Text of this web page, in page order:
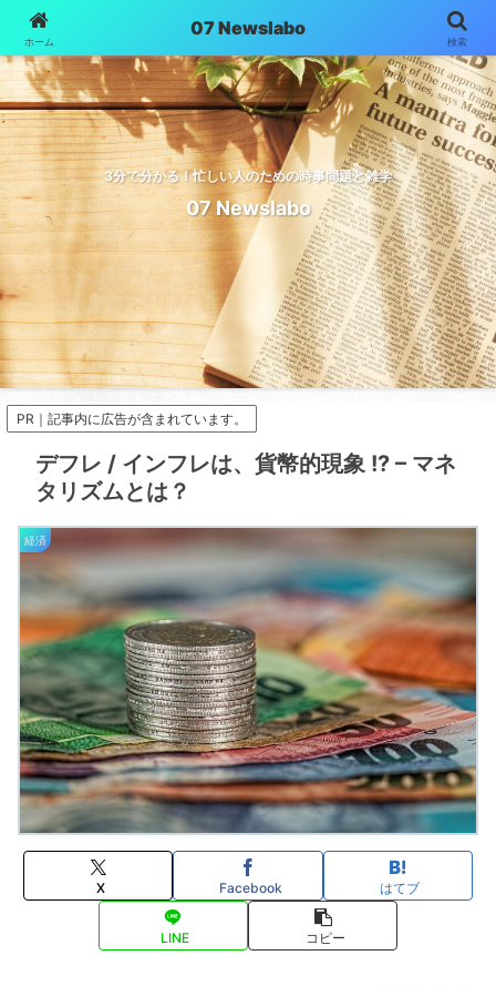
3分で分かる！忙しい人のための時事問題と雑学
07 Newslabo
PR｜記事内に広告が含まれています。
デフレ / インフレは、貨幣的現象 !? – マネ
タリズムとは？
経済
X Facebook はてブ
LINE コピー
ホーム
07 Newslabo
検索